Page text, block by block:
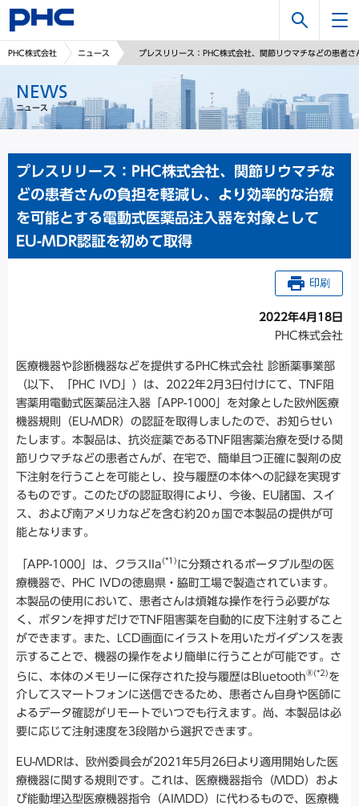
検
索
PHC株式会社 ニュース プレスリリース：PHC株式会社、関節リウマチなどの患者
NEWS
ニュース
プレスリリース：PHC株式会社、関節リウマチな
どの患者さんの負担を軽減し、より効率的な治療
を可能とする電動式医薬品注入器を対象として
EU-MDR認証を初めて取得
印刷
2022年4月18日
PHC株式会社
医療機器や診断機器などを提供するPHC株式会社 診断薬事業部
（以下、「PHC IVD」）は、2022年2月3日付けにて、TNF阻
害薬用電動式医薬品注入器「APP-1000」を対象とした欧州医療
機器規則（EU-MDR）の認証を取得しましたので、お知らせい
たします。本製品は、抗炎症薬であるTNF阻害薬治療を受ける関
節リウマチなどの患者さんが、在宅で、簡単且つ正確に製剤の皮
下注射を行うことを可能とし、投与履歴の本体への記録を実現す
るものです。このたびの認証取得により、今後、EU諸国、スイ
ス、および南アメリカなどを含む約20ヵ国で本製品の提供が可
能となります。
「APP-1000」は、クラスIIa (*1) に分類されるポータブル型の医
療機器で、PHC IVDの徳島県・脇町工場で製造されています。
本製品の使用において、患者さんは煩雑な操作を行う必要がな
く、ボタンを押すだけでTNF阻害薬を自動的に皮下注射すること
ができます。また、LCD画面にイラストを用いたガイダンスを表
示することで、機器の操作をより簡単に行うことが可能です。さ
らに、本体のメモリーに保存された投与履歴はBluetooth®(*2) を
介してスマートフォンに送信できるため、患者さん自身や医師に
よるデータ確認がリモートでいつでも行えます。尚、本製品は必
要に応じて注射速度を3段階から選択できます。
EU-MDRは、欧州委員会が2021年5月26日より適用開始した医
療機器に関する規則です。これは、医療機器指令（MDD）およ
び能動埋込型医療機器指令（AIMDD）に代わるもので、医療機